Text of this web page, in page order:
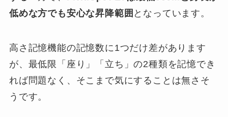
低めな方でも安心な昇降範囲 となっています。
高さ記憶機能の記憶数に1つだけ差があります
が、最低限「座り」「立ち」の2種類を記憶でき
れば問題なく、そこまで気にすることは無さそ
うです。